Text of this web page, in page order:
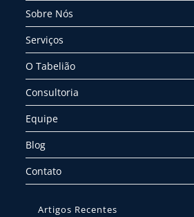
Sobre Nós
Serviços
O Tabelião
Consultoria
Equipe
Blog
Contato
Artigos Recentes